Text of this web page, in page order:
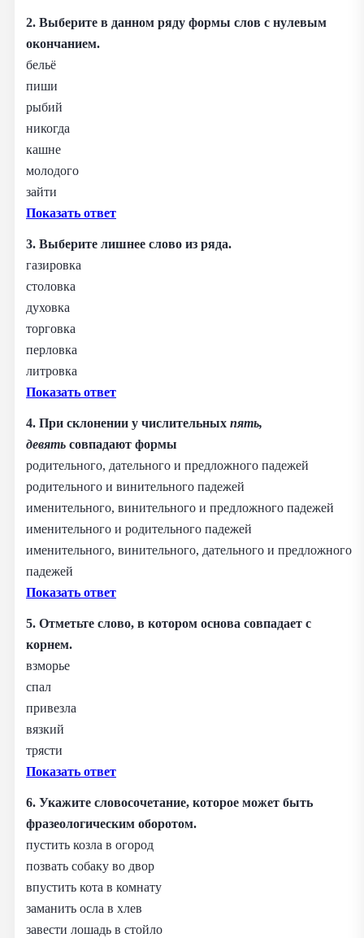
2. Выберите в данном ряду формы слов с нулевым
окончанием.
бельё
пиши
рыбий
никогда
кашне
молодого
зайти
Показать ответ
3. Выберите лишнее слово из ряда.
газировка
столовка
духовка
торговка
перловка
литровка
Показать ответ
4. При склонении у числительных пять,
девять совпадают формы
родительного, дательного и предложного падежей
родительного и винительного падежей
именительного, винительного и предложного падежей
именительного и родительного падежей
именительного, винительного, дательного и предложного
падежей
Показать ответ
5. Отметьте слово, в котором основа совпадает с
корнем.
взморье
спал
привезла
вязкий
трясти
Показать ответ
6. Укажите словосочетание, которое может быть
фразеологическим оборотом.
пустить козла в огород
позвать собаку во двор
впустить кота в комнату
заманить осла в хлев
завести лошадь в стойло